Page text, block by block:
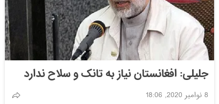
جلیلی: افغانستان نیاز به تانک و سلاح ندارد
8 نوامبر 2020, 18:06